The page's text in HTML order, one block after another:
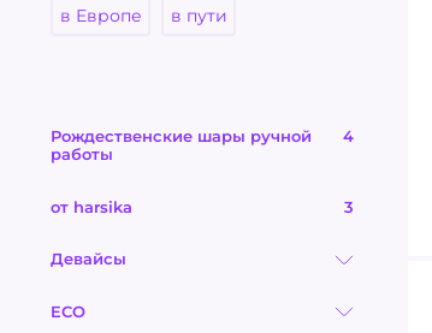
в Европе в пути
Рождественские шары ручной
работы
4
от harsika 3
Девайсы
ECO